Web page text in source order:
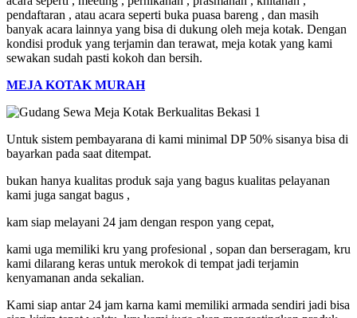
pendaftaran , atau acara seperti buka puasa bareng , dan masih
banyak acara lainnya yang bisa di dukung oleh meja kotak. Dengan
kondisi produk yang terjamin dan terawat, meja kotak yang kami
sewakan sudah pasti kokoh dan bersih.
MEJA KOTAK MURAH
Untuk sistem pembayarana di kami minimal DP 50% sisanya bisa di
bayarkan pada saat ditempat.
bukan hanya kualitas produk saja yang bagus kualitas pelayanan
kami juga sangat bagus ,
kam siap melayani 24 jam dengan respon yang cepat,
kami uga memiliki kru yang profesional , sopan dan berseragam, kru
kami dilarang keras untuk merokok di tempat jadi terjamin
kenyamanan anda sekalian.
Kami siap antar 24 jam karna kami memiliki armada sendiri jadi bisa